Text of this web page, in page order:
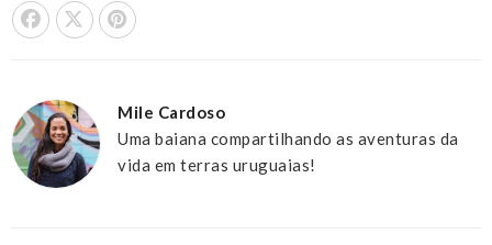
Share On Facebook
Tweet This
Mile Cardoso
Uma baiana compartilhando as aventuras da
vida em terras uruguaias!